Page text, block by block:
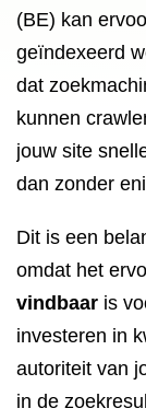
(BE) kan
geïndexeerd
dat
kunnen
jouw site
dan zonder
Dit is een
omdat het
vindbaar is
investeren in
autoriteit van
in de